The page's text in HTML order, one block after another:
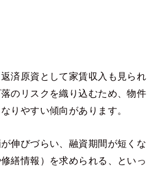
済原資として家賃収入も見られ
のリスクを織り込むため、物件
りやすい傾向があります。
伸びづらい、融資期間が短くな
繕情報）を求められる、といっ